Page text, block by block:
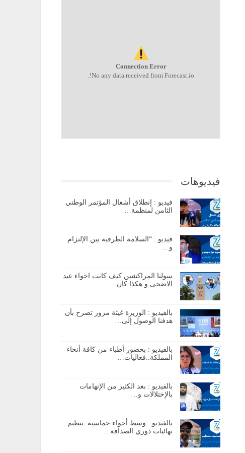
Connection Error
No any data received from Forecast.io!.
فيديوهات
فيديو : إنطلاق أشغال المؤتمر الوطني
الثامن لمنظمة…
فيديو : “السلامة الطرقية بين الإلتزام
و…
سولنا المراكشين كيف كانت اجواء عيد
الاضحى و هكذا كان…
بالفيديو : الوزيرة غيثة مزور تصرح بأن
هدفنا الوصول إلى…
بالفيديو : بحضور أطباء من كافة أنحاء
المملكة..فعاليات…
بالفيديو : بعد الكثير من الإتهامات
بالإختلالات و…
بالفيديو : وسط أجواء حماسية..تنظيم
نهائيات دوري الصداقة…